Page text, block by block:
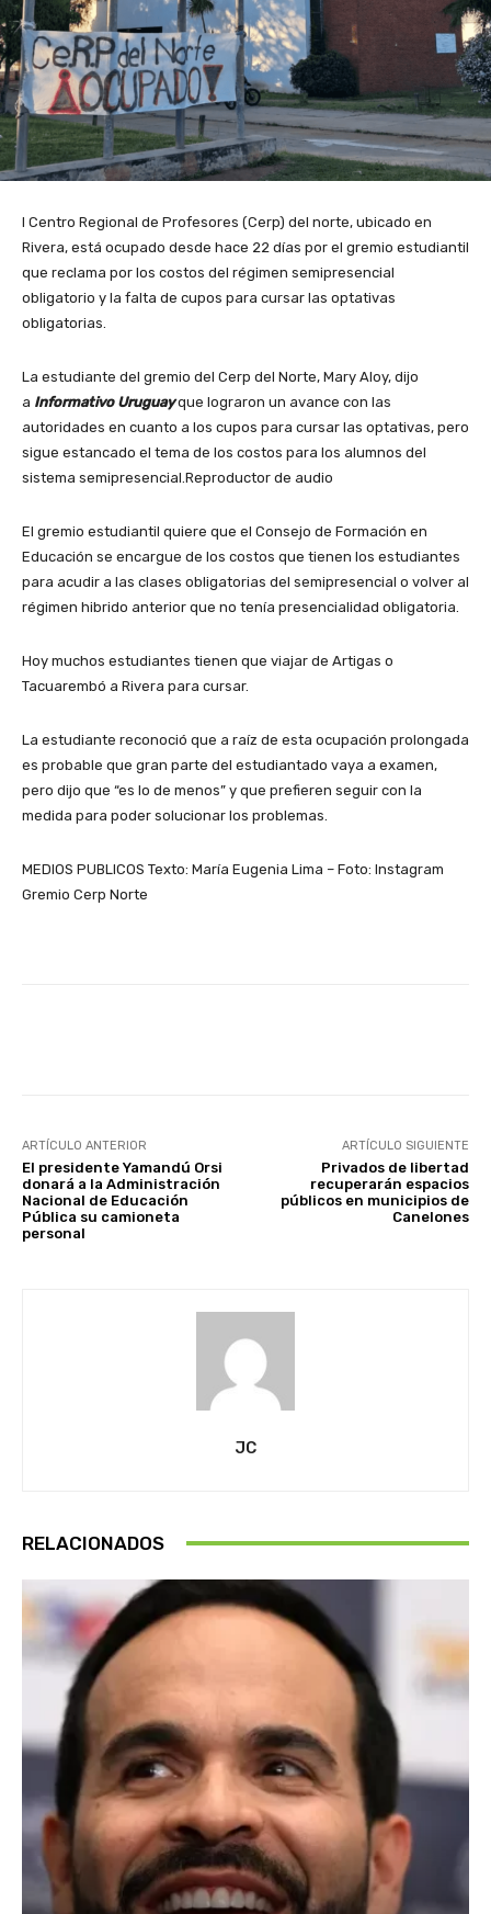
l Centro Regional de Profesores (Cerp) del norte, ubicado en
Rivera, está ocupado desde hace 22 días por el gremio estudiantil
que reclama por los costos del régimen semipresencial
obligatorio y la falta de cupos para cursar las optativas
obligatorias.
La estudiante del gremio del Cerp del Norte, Mary Aloy, dijo
a Informativo Uruguayque lograron un avance con las
autoridades en cuanto a los cupos para cursar las optativas, pero
sigue estancado el tema de los costos para los alumnos del
sistema semipresencial.Reproductor de audio
El gremio estudiantil quiere que el Consejo de Formación en
Educación se encargue de los costos que tienen los estudiantes
para acudir a las clases obligatorias del semipresencial o volver al
régimen hibrido anterior que no tenía presencialidad obligatoria.
Hoy muchos estudiantes tienen que viajar de Artigas o
Tacuarembó a Rivera para cursar.
La estudiante reconoció que a raíz de esta ocupación prolongada
es probable que gran parte del estudiantado vaya a examen,
pero dijo que “es lo de menos” y que prefieren seguir con la
medida para poder solucionar los problemas.
MEDIOS PUBLICOS Texto: María Eugenia Lima – Foto: Instagram
Gremio Cerp Norte
ARTÍCULO ANTERIOR
El presidente Yamandú Orsi
donará a la Administración
Nacional de Educación
Pública su camioneta
personal
ARTÍCULO SIGUIENTE
Privados de libertad
recuperarán espacios
públicos en municipios de
Canelones
JC
RELACIONADOS